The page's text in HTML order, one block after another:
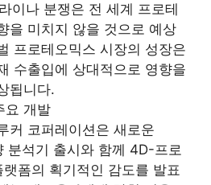
이나 분쟁은 전 세계 프로테
을 미치지 않을 것으로 예상
프로테오믹스 시장의 성장은
수출입에 상대적으로 영향을
됩니다.
요 개발
커 코퍼레이션은 새로운
분석기 출시와 함께 4D-프로
폼의 획기적인 감도를 발표